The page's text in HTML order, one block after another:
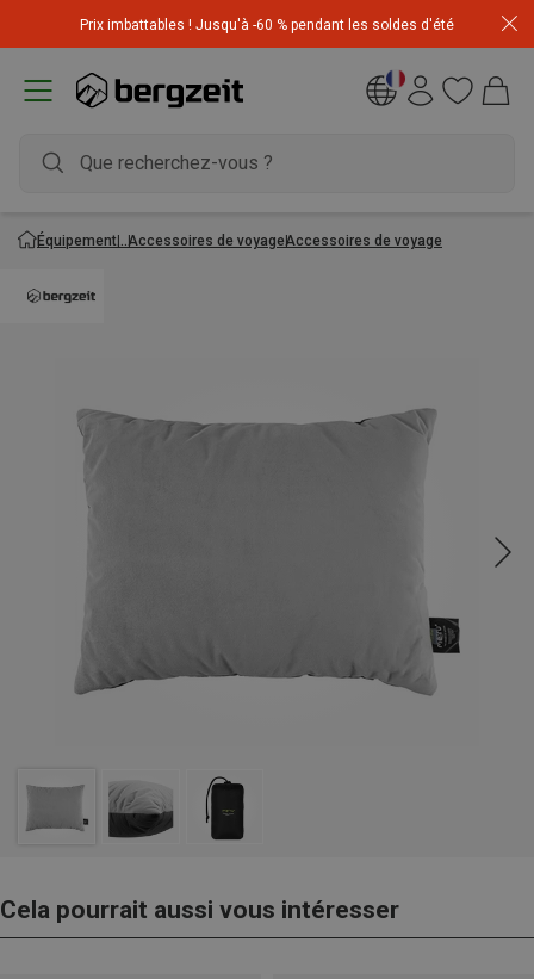
Prix imbattables ! Jusqu'à -60 % pendant les soldes d'été
l'article le moins cher! Code
Équipement Accessoires de voyageAccessoires de voyage
Cela pourrait aussi vous intéresser